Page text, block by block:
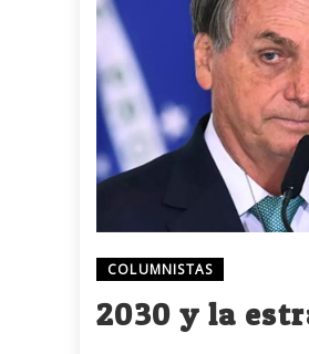
COLUMNISTAS
2030 y la